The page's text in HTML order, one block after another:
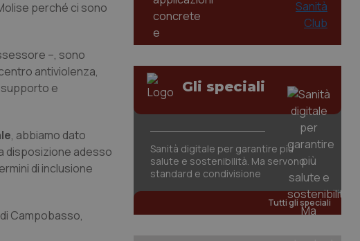
perché ci sono
–, sono
antiviolenza,
supporto e
, abbiamo dato
disposizione adesso
di inclusione
di Campobasso,
Gli speciali
Sanità digitale per garantire più
salute e sostenibilità. Ma servono
standard e condivisione
Tutti gli speciali